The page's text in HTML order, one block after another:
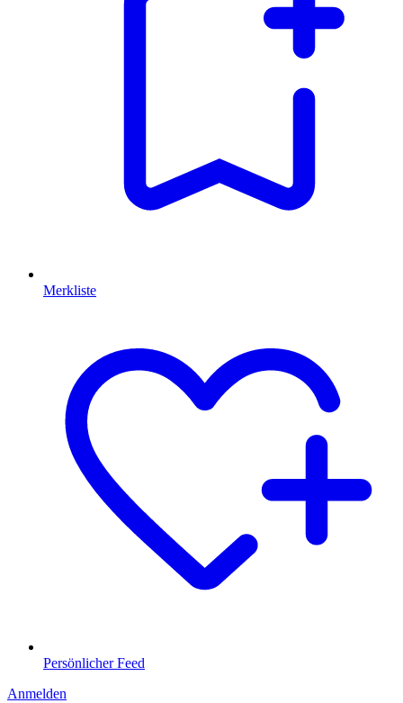
Merkliste
Persönlicher Feed
Anmelden